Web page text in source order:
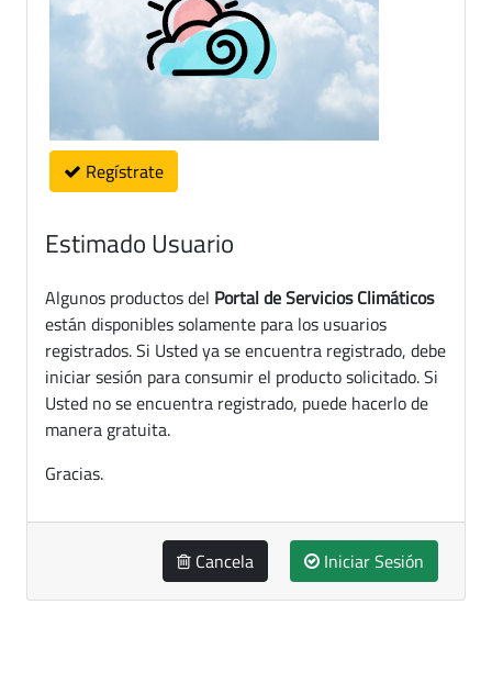
Regístrate
Estimado Usuario
Algunos productos del Portal de Servicios Climáticos
están disponibles solamente para los usuarios
registrados. Si Usted ya se encuentra registrado, debe
iniciar sesión para consumir el producto solicitado. Si
Usted no se encuentra registrado, puede hacerlo de
manera gratuita.
Gracias.
Cancela Iniciar Sesión